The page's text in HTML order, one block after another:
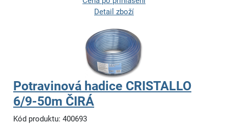
Detail zboží
Potravinová hadice CRISTALLO
6/9-50m ČIRÁ
Kód produktu: 400693